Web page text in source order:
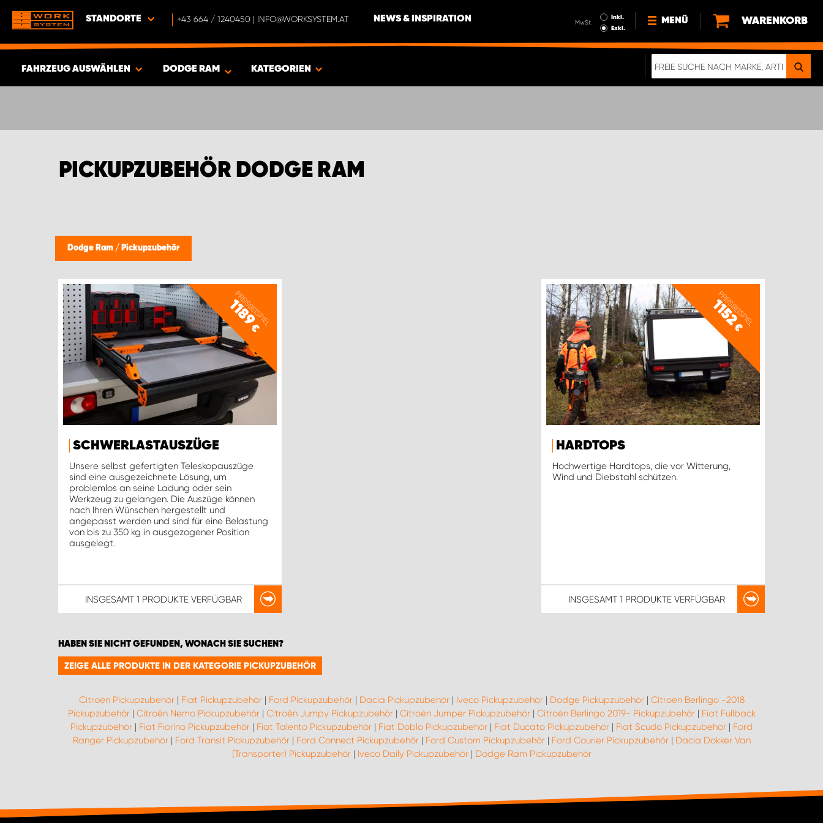
STANDORTE +43 664 / 1240450 | INFO@WORKSYSTEM.AT NEWS & INSPIRATION MwSt.
Inkl.
Exkl.
MENÜ
NEWS
WARENKORB
FAHRZEUG AUSWÄHLEN
ARTIKEL
DODGE RAM KATEGORIEN
PICKUPZUBEHÖR DODGE RAM
Dodge Ram / Pickupzubehör
PREISBEISPIEL
1189
€
SCHWERLASTAUSZÜGE
Unsere selbst gefertigten Teleskopauszüge
sind eine ausgezeichnete Lösung, um
problemlos an seine Ladung oder sein
Werkzeug zu gelangen. Die Auszüge können
nach Ihren Wünschen hergestellt und
angepasst werden und sind für eine Belastung
von bis zu 350 kg in ausgezogener Position
ausgelegt.
INSGESAMT 1 PRODUKTEVERFÜGBAR
PREISBEISPIEL
1152
€
HARDTOPS
Hochwertige Hardtops, die vor Witterung,
Wind und Diebstahl schützen.
INSGESAMT 1 PRODUKTE VERFÜGBAR
HABEN SIE NICHT GEFUNDEN, WONACH SIE SUCHEN?
ZEIGE ALLE PRODUKTE IN DER KATEGORIE PICKUPZUBEHÖR
Citroën Pickupzubehör| Fiat Pickupzubehör| Ford Pickupzubehör| Dacia Pickupzubehör| Iveco Pickupzubehör| Dodge Pickupzubehör| Citroën Berlingo -2018
Pickupzubehör| Citroën Nemo Pickupzubehör| Citroën Jumpy Pickupzubehör| Citroën Jumper Pickupzubehör| Citroën Berlingo 2019- Pickupzubehör| Fiat Fullback
Pickupzubehör | Fiat Fiorino Pickupzubehör | Fiat Talento Pickupzubehör | Fiat Doblo Pickupzubehör | Fiat Ducato Pickupzubehör | Fiat Scudo Pickupzubehör | Ford
Ranger Pickupzubehör| Ford Transit Pickupzubehör| Ford Connect Pickupzubehör| Ford Custom Pickupzubehör| Ford Courier Pickupzubehör| Dacia Dokker Van
(Transporter) Pickupzubehör| Iveco Daily Pickupzubehör| Dodge Ram Pickupzubehör